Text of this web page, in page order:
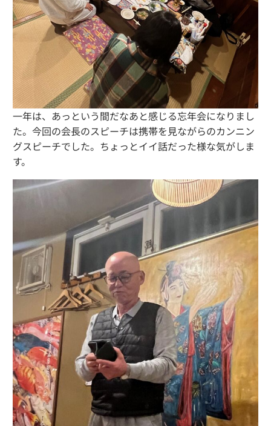
一年は、あっという間だなあと感じる忘年会になりまし
た。今回の会長のスピーチは携帯を見ながらのカンニン
グスピーチでした。ちょっとイイ話だった様な気がしま
す。